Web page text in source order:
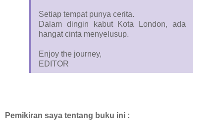
Setiap tempat punya cerita.
Dalam dingin kabut Kota London, ada
hangat cinta menyelusup.
Enjoy the journey,
EDITOR
Pemikiran saya tentang buku ini :